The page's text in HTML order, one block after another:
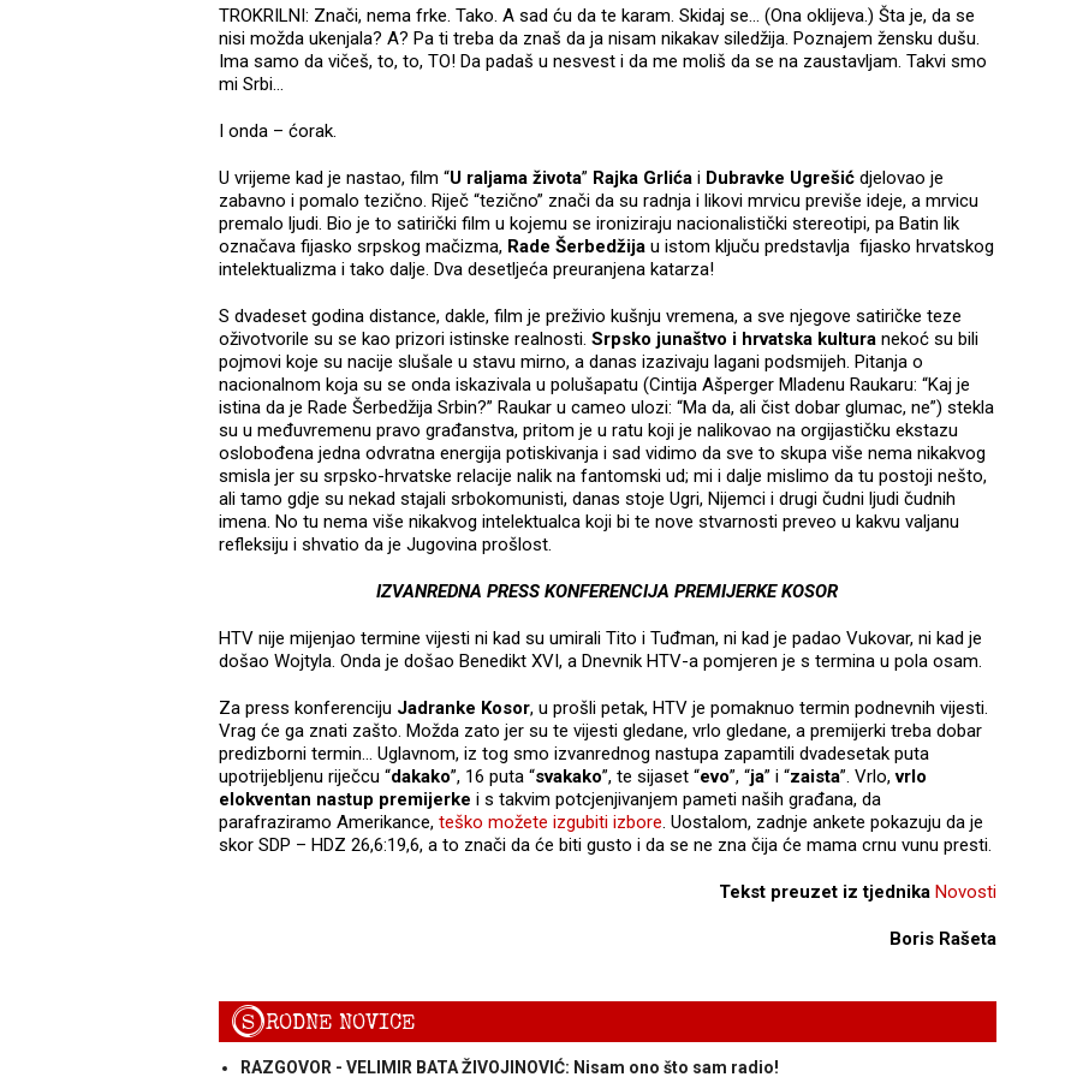
TROKRILNI: Znači, nema frke. Tako. A sad ću da te karam. Skidaj se… (Ona oklijeva.) Šta je, da se
nisi možda ukenjala? A? Pa ti treba da znaš da ja nisam nikakav siledžija. Poznajem žensku dušu.
Ima samo da vičeš, to, to, TO! Da padaš u nesvest i da me moliš da se na zaustavljam. Takvi smo
mi Srbi…
I onda – ćorak.
U vrijeme kad je nastao, film “U raljama života” Rajka Grlića i Dubravke Ugrešić djelovao je
zabavno i pomalo tezično. Riječ “tezično” znači da su radnja i likovi mrvicu previše ideje, a mrvicu
premalo ljudi. Bio je to satirički film u kojemu se ironiziraju nacionalistički stereotipi, pa Batin lik
označava fijasko srpskog mačizma, Rade Šerbedžija u istom ključu predstavlja fijasko hrvatskog
intelektualizma i tako dalje. Dva desetljeća preuranjena katarza!
S dvadeset godina distance, dakle, film je preživio kušnju vremena, a sve njegove satiričke teze
oživotvorile su se kao prizori istinske realnosti. Srpsko junaštvo i hrvatska kultura nekoć su bili
pojmovi koje su nacije slušale u stavu mirno, a danas izazivaju lagani podsmijeh. Pitanja o
nacionalnom koja su se onda iskazivala u polušapatu (Cintija Ašperger Mladenu Raukaru: “Kaj je
istina da je Rade Šerbedžija Srbin?” Raukar u cameo ulozi: “Ma da, ali čist dobar glumac, ne”) stekla
su u međuvremenu pravo građanstva, pritom je u ratu koji je nalikovao na orgijastičku ekstazu
oslobođena jedna odvratna energija potiskivanja i sad vidimo da sve to skupa više nema nikakvog
smisla jer su srpsko-hrvatske relacije nalik na fantomski ud; mi i dalje mislimo da tu postoji nešto,
ali tamo gdje su nekad stajali srbokomunisti, danas stoje Ugri, Nijemci i drugi čudni ljudi čudnih
imena. No tu nema više nikakvog intelektualca koji bi te nove stvarnosti preveo u kakvu valjanu
refleksiju i shvatio da je Jugovina prošlost.
IZVANREDNA PRESS KONFERENCIJA PREMIJERKE KOSOR
HTV nije mijenjao termine vijesti ni kad su umirali Tito i Tuđman, ni kad je padao Vukovar, ni kad je
došao Wojtyla. Onda je došao Benedikt XVI, a Dnevnik HTV-a pomjeren je s termina u pola osam.
Za press konferenciju Jadranke Kosor, u prošli petak, HTV je pomaknuo termin podnevnih vijesti.
Vrag će ga znati zašto. Možda zato jer su te vijesti gledane, vrlo gledane, a premijerki treba dobar
predizborni termin… Uglavnom, iz tog smo izvanrednog nastupa zapamtili dvadesetak puta
upotrijebljenu riječcu “dakako”, 16 puta “svakako”, te sijaset “evo”, “ja” i “zaista”. Vrlo,vrlo
elokventan nastup premijerke i s takvim potcjenjivanjem pameti naših građana, da
parafraziramo Amerikance, teško možete izgubiti izbore. Uostalom, zadnje ankete pokazuju da je
skor SDP – HDZ 26,6:19,6, a to znači da će biti gusto i da se ne zna čija će mama crnu vunu presti.
Tekst preuzet iz tjednika Novosti
Boris Rašeta
SRODNE NOVICE
RAZGOVOR - VELIMIR BATA ŽIVOJINOVIĆ: Nisam ono što sam radio!